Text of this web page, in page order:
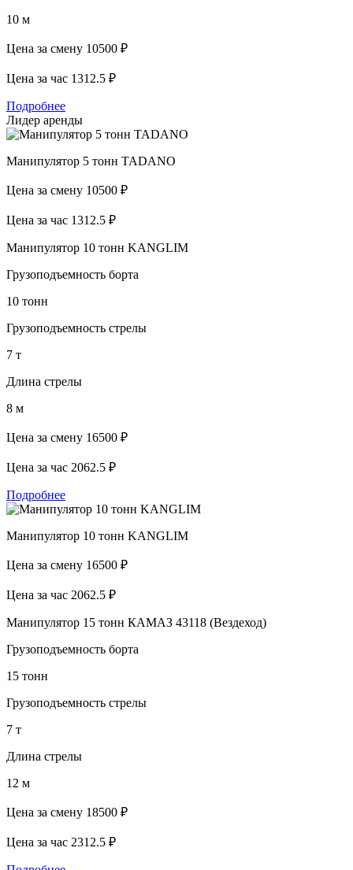
10 м
Цена за смену 10500 ₽
Цена за час 1312.5 ₽
Подробнее
Лидер аренды
Манипулятор 5 тонн TADANO
Цена за смену 10500 ₽
Цена за час 1312.5 ₽
Манипулятор 10 тонн KANGLIM
Грузоподъемность борта
10 тонн
Грузоподъемность стрелы
7 т
Длина стрелы
8 м
Цена за смену 16500 ₽
Цена за час 2062.5 ₽
Подробнее
Манипулятор 10 тонн KANGLIM
Цена за смену 16500 ₽
Цена за час 2062.5 ₽
Манипулятор 15 тонн КАМАЗ 43118 (Вездеход)
Грузоподъемность борта
15 тонн
Грузоподъемность стрелы
7 т
Длина стрелы
12 м
Цена за смену 18500 ₽
Цена за час 2312.5 ₽